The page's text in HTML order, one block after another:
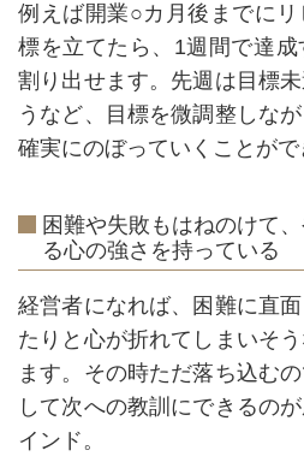
例えば開業○カ月後までに
標を立てたら、1週間で達
割り出せます。先週は目標
うなど、目標を微調整しな
確実にのぼっていくことがで
困難や失敗もはねのけて
る心の強さを持っている
経営者になれば、困難に直
たりと心が折れてしまいそ
ます。その時ただ落ち込む
して次への教訓にできるの
インド。